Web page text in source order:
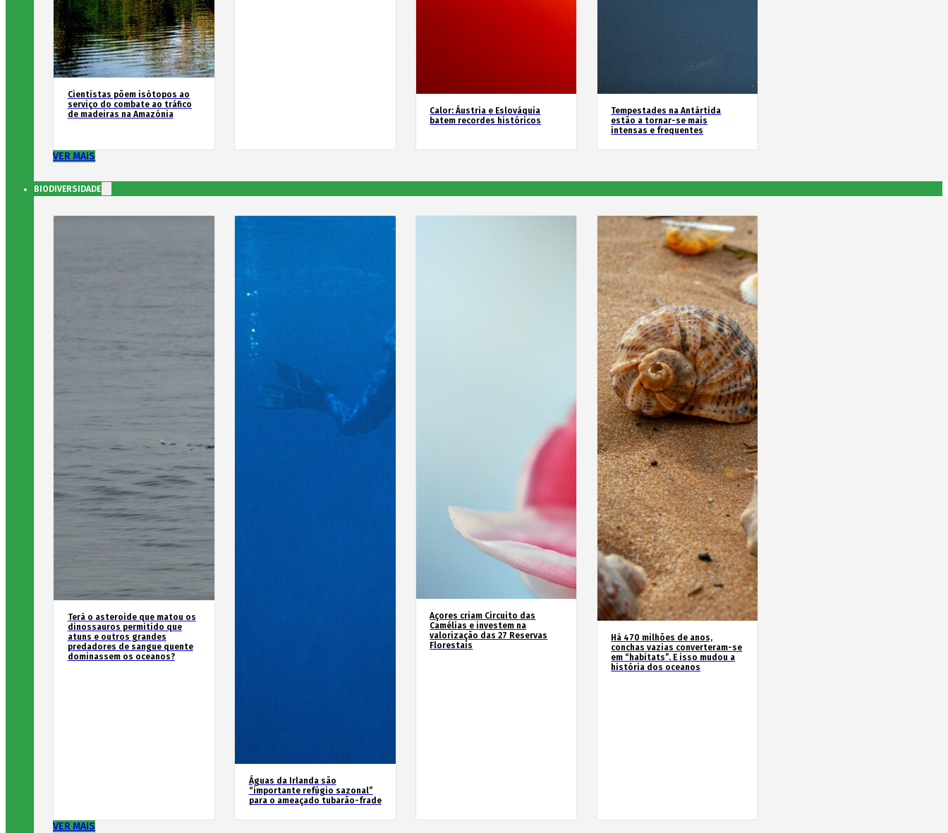
Cientistas põem isótopos ao
serviço do combate ao tráfico
de madeiras na Amazónia
Calor: Áustria e Eslováquia
batem recordes históricos
Tempestades na Antártida
estão a tornar-se mais
intensas e frequentes
VER MAIS
BIODIVERSIDADE
Terá o asteroide que matou os
dinossauros permitido que
atuns e outros grandes
predadores de sangue quente
dominassem os oceanos?
Águas da Irlanda são
“importante refúgio sazonal”
para o ameaçado tubarão-frade
Açores criam Circuito das
Camélias e investem na
valorização das 27 Reservas
Florestais
Há 470 milhões de anos,
conchas vazias converteram-se
em “habitats”. E isso mudou a
história dos oceanos
VER MAIS